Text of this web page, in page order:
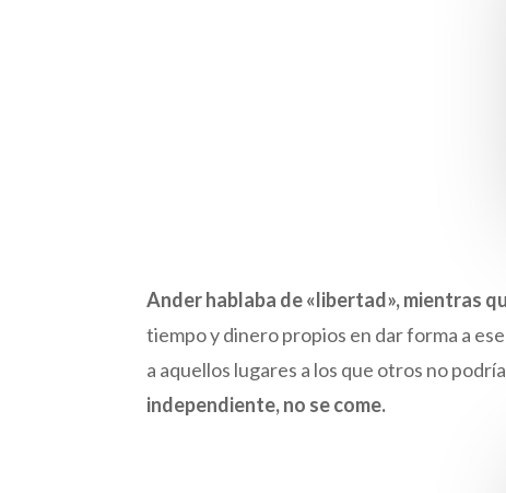
Ander hablaba de «libertad», mientras
tiempo y dinero propios en dar forma a
a aquellos lugares a los que otros no
independiente, no se come.